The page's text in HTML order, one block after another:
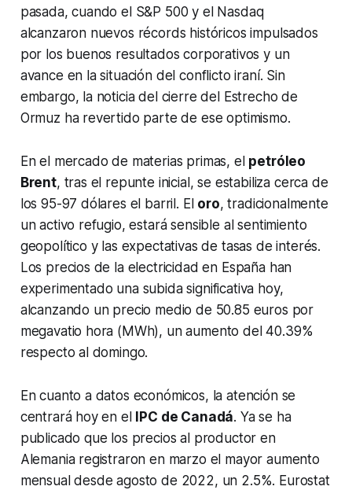
pasada, cuando el S&P 500 y el Nasdaq
alcanzaron nuevos récords históricos impulsados
por los buenos resultados corporativos y un
avance en la situación del conflicto iraní. Sin
embargo, la noticia del cierre del Estrecho de
Ormuz ha revertido parte de ese optimismo.
En el mercado de materias primas, el petróleo
Brent, tras el repunte inicial, se estabiliza cerca de
los 95-97 dólares el barril. El oro, tradicionalmente
un activo refugio, estará sensible al sentimiento
geopolítico y las expectativas de tasas de interés.
Los precios de la electricidad en España han
experimentado una subida significativa hoy,
alcanzando un precio medio de 50.85 euros por
megavatio hora (MWh), un aumento del 40.39%
respecto al domingo.
En cuanto a datos económicos, la atención se
centrará hoy en el
IPC de Canadá. Ya se ha
publicado que los precios al productor en
Alemania registraron en marzo el mayor aumento
mensual desde agosto de 2022, un 2.5%. Eurostat